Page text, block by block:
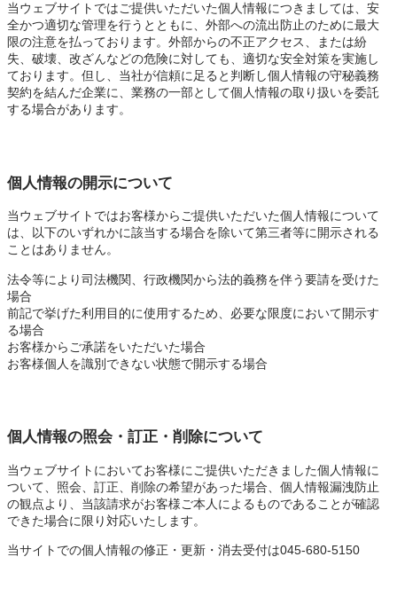
当ウェブサイトではご提供いただいた個人情報につきましては、安
全かつ適切な管理を行うとともに、外部への流出防止のために最大
限の注意を払っております。外部からの不正アクセス、または紛
失、破壊、改ざんなどの危険に対しても、適切な安全対策を実施し
ております。但し、当社が信頼に足ると判断し個人情報の守秘義務
契約を結んだ企業に、業務の一部として個人情報の取り扱いを委託
する場合があります。
個人情報の開示について
当ウェブサイトではお客様からご提供いただいた個人情報について
は、以下のいずれかに該当する場合を除いて第三者等に開示される
ことはありません。
法令等により司法機関、行政機関から法的義務を伴う要請を受けた
場合
前記で挙げた利用目的に使用するため、必要な限度において開示す
る場合
お客様からご承諾をいただいた場合
お客様個人を識別できない状態で開示する場合
個人情報の照会・訂正・削除について
当ウェブサイトにおいてお客様にご提供いただきました個人情報に
ついて、照会、訂正、削除の希望があった場合、個人情報漏洩防止
の観点より、当該請求がお客様ご本人によるものであることが確認
できた場合に限り対応いたします。
当サイトでの個人情報の修正・更新・消去受付は045-680-5150